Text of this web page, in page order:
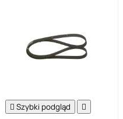
 Szybki podgląd 